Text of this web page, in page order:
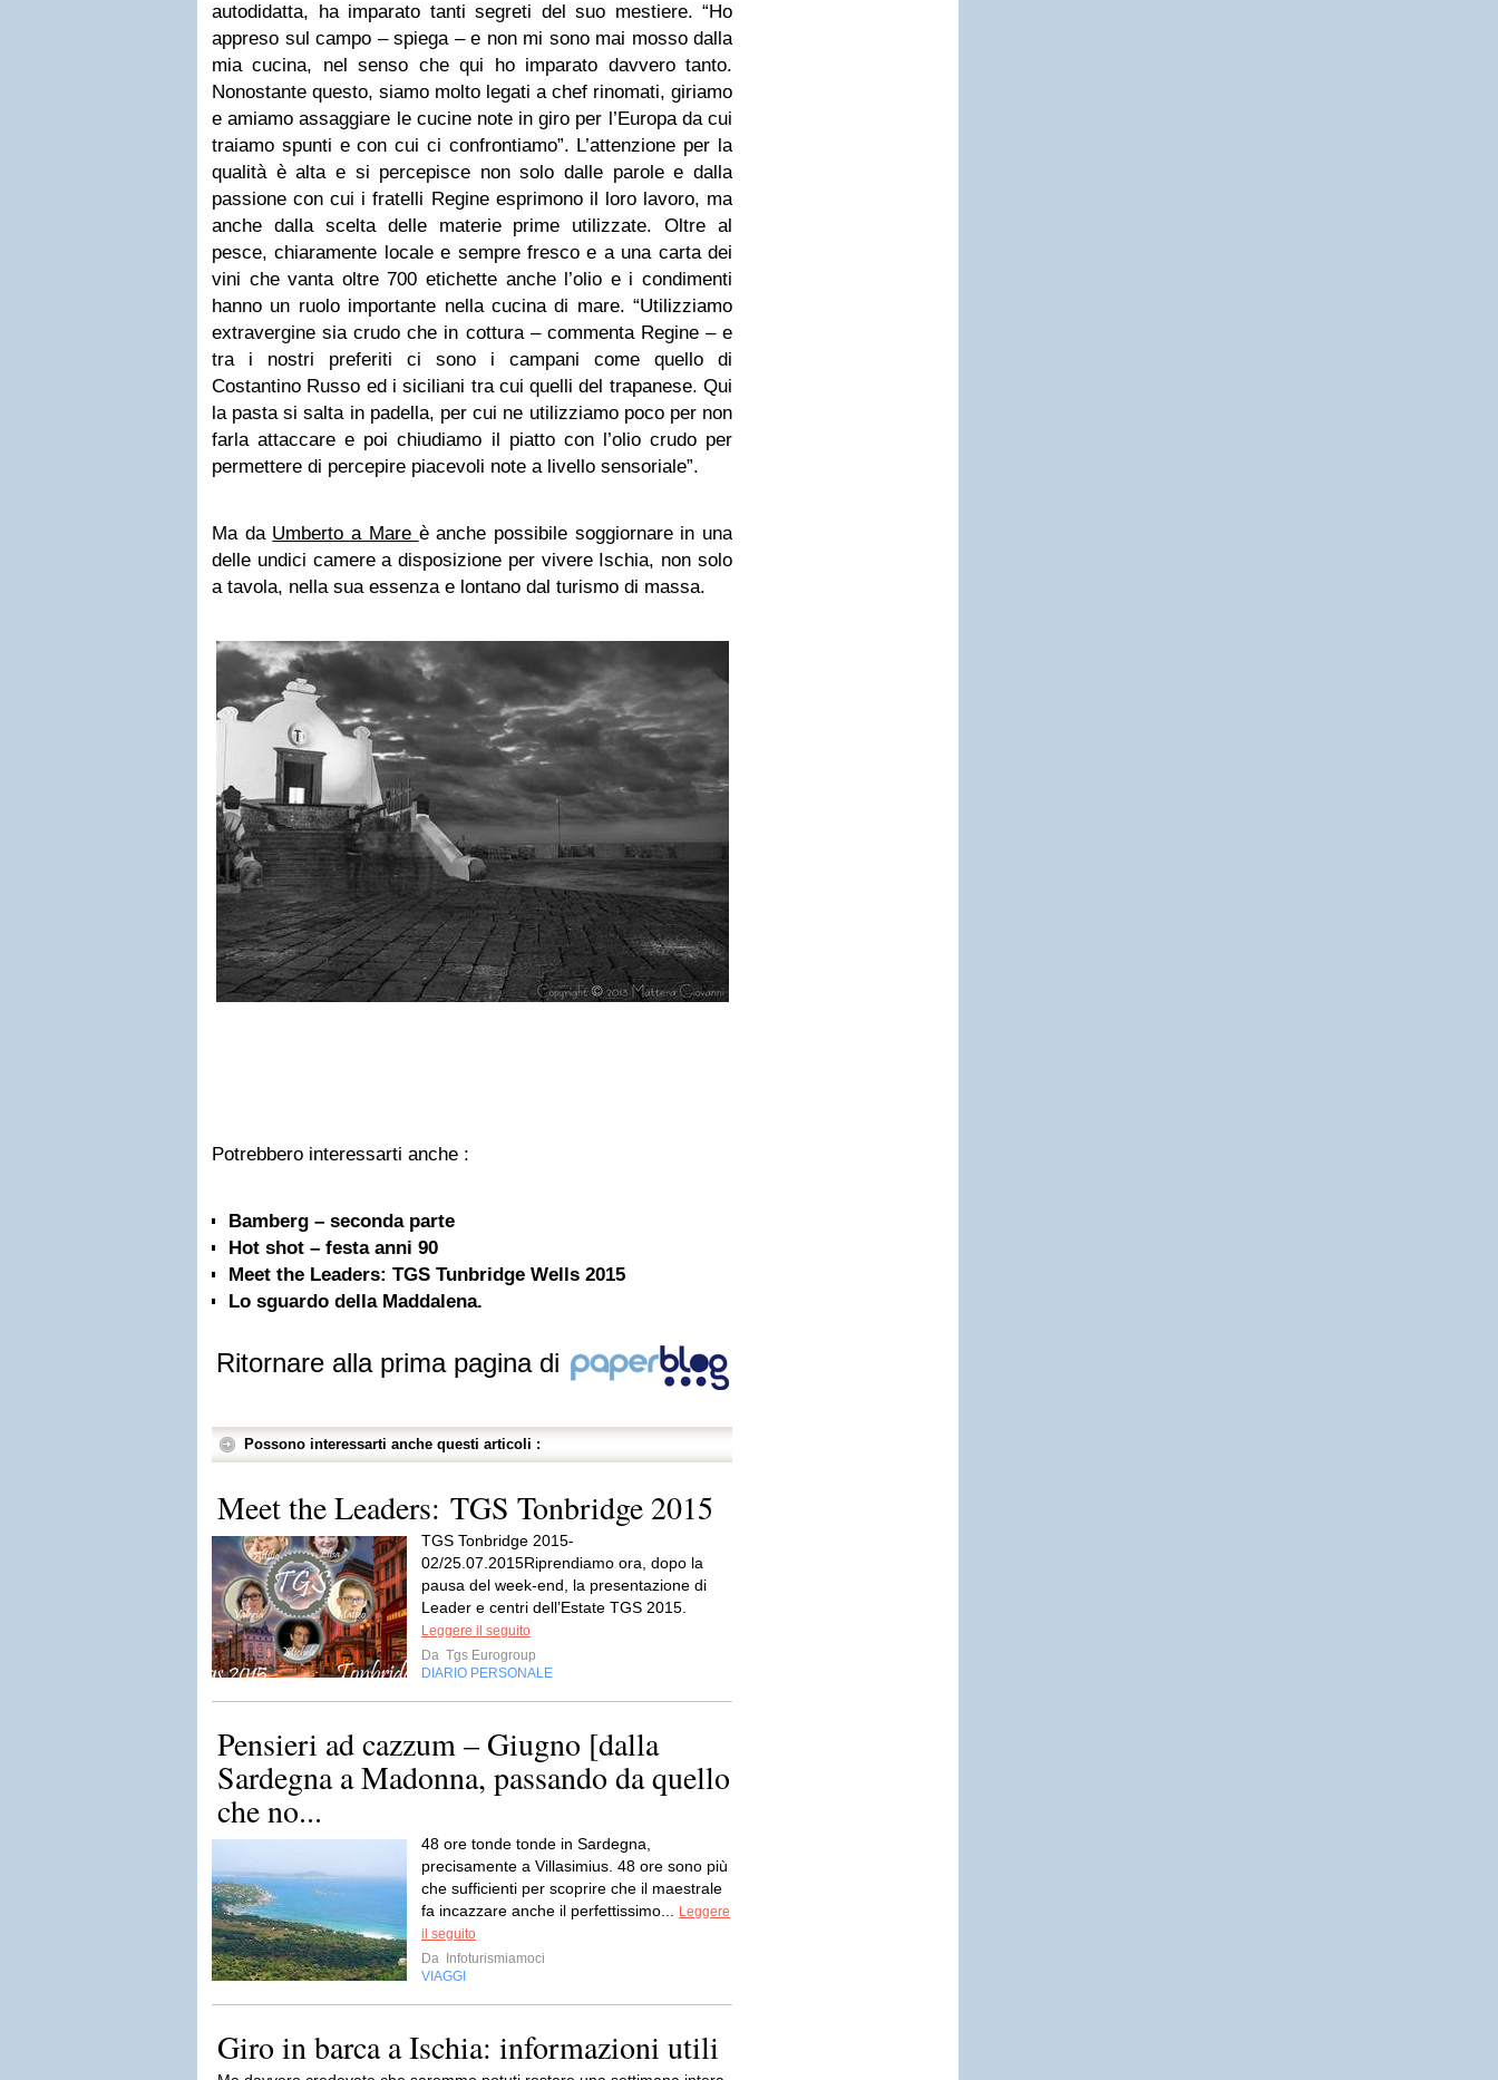
autodidatta, ha imparato tanti segreti del suo mestiere. “Ho
appreso sul campo – spiega – e non mi sono mai mosso dalla
mia cucina, nel senso che qui ho imparato davvero tanto.
Nonostante questo, siamo molto legati a chef rinomati, giriamo
e amiamo assaggiare le cucine note in giro per l’Europa da cui
traiamo spunti e con cui ci confrontiamo”. L’attenzione per la
qualità è alta e si percepisce non solo dalle parole e dalla
passione con cui i fratelli Regine esprimono il loro lavoro, ma
anche dalla scelta delle materie prime utilizzate. Oltre al
pesce, chiaramente locale e sempre fresco e a una carta dei
vini che vanta oltre 700 etichette anche l’olio e i condimenti
hanno un ruolo importante nella cucina di mare. “Utilizziamo
extravergine sia crudo che in cottura – commenta Regine – e
tra i nostri preferiti ci sono i campani come quello di
Costantino Russo ed i siciliani tra cui quelli del trapanese. Qui
la pasta si salta in padella, per cui ne utilizziamo poco per non
farla attaccare e poi chiudiamo il piatto con l’olio crudo per
permettere di percepire piacevoli note a livello sensoriale”.
Ma da Umberto a Mare è anche possibile soggiornare in una
delle undici camere a disposizione per vivere Ischia, non solo
a tavola, nella sua essenza e lontano dal turismo di massa.
Potrebbero interessarti anche :
Bamberg – seconda parte
Hot shot – festa anni 90
Meet the Leaders: TGS Tunbridge Wells 2015
Lo sguardo della Maddalena.
Ritornare alla prima pagina di
Possono interessarti anche questi articoli :
Meet the Leaders: TGS Tonbridge 2015
TGS Tonbridge 2015-
02/25.07.2015Riprendiamo ora, dopo la
pausa del week-end, la presentazione di
Leader e centri dell’Estate TGS 2015.
Leggere il seguito
Da Tgs Eurogroup
DIARIO PERSONALE
Pensieri ad cazzum – Giugno [dalla
Sardegna a Madonna, passando da quello
che no...
48 ore tonde tonde in Sardegna,
precisamente a Villasimius. 48 ore sono più
che sufficienti per scoprire che il maestrale
fa incazzare anche il perfettissimo...
Leggere
il seguito
Da
Infoturismiamoci
VIAGGI
Giro in barca a Ischia: informazioni utili